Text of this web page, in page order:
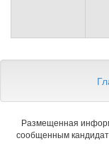
Размещенная
сообщенным